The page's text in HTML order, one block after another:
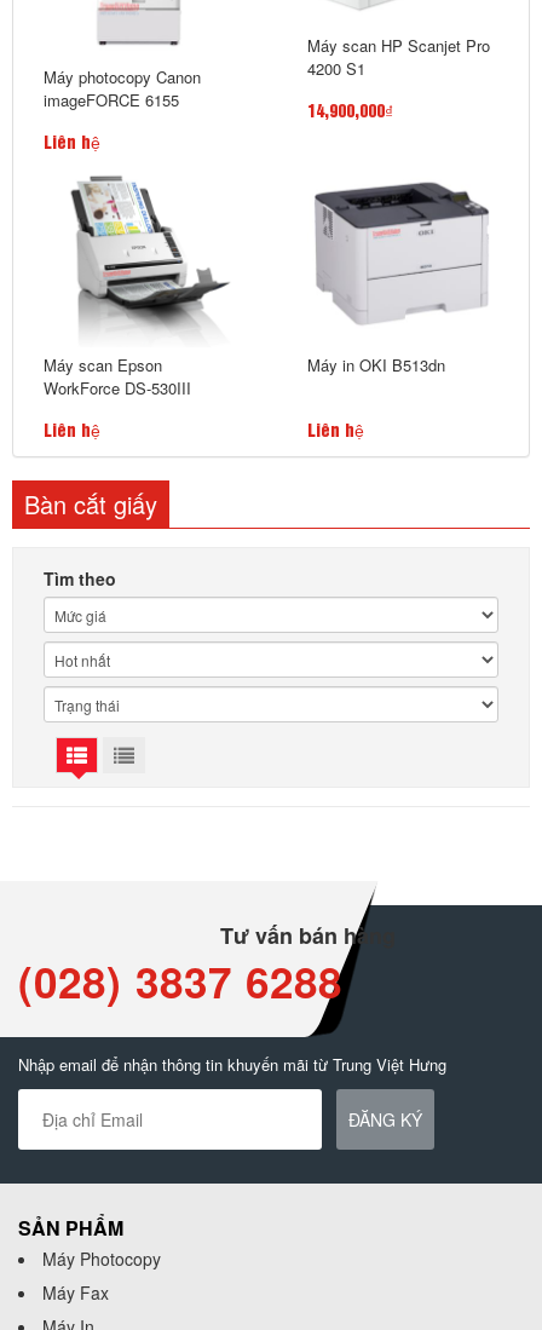
Máy photocopy Canon
imageFORCE 6155
Liên hệ
Máy scan HP Scanjet Pro
4200 S1
14,900,000₫
Máy scan Epson
WorkForce DS-530III
Liên hệ
Máy in OKI B513dn
Liên hệ
Bàn cắt giấy
Tìm theo
Tư vấn bán hàng
(028) 3837 6288
Nhập email để nhận thông tin khuyến mãi từ Trung Việt Hưng
ĐĂNG KÝ
SẢN PHẨM
Máy Photocopy
Máy Fax